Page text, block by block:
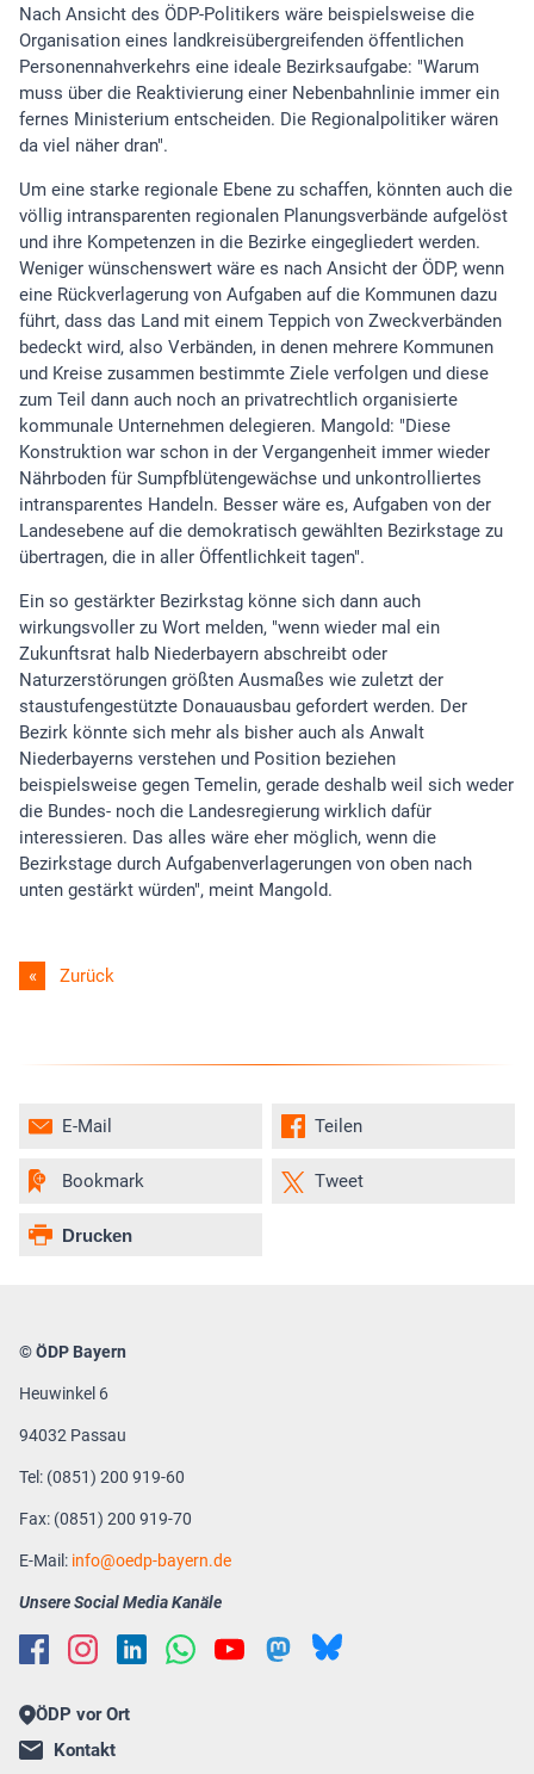
Nach Ansicht des ÖDP-Politikers wäre beispielsweise die
Organisation eines landkreisübergreifenden öffentlichen
Personennahverkehrs eine ideale Bezirksaufgabe: "Warum
muss über die Reaktivierung einer Nebenbahnlinie immer ein
fernes Ministerium entscheiden. Die Regionalpolitiker wären
da viel näher dran".
Um eine starke regionale Ebene zu schaffen, könnten auch die
völlig intransparenten regionalen Planungsverbände aufgelöst
und ihre Kompetenzen in die Bezirke eingegliedert werden.
Weniger wünschenswert wäre es nach Ansicht der ÖDP, wenn
eine Rückverlagerung von Aufgaben auf die Kommunen dazu
führt, dass das Land mit einem Teppich von Zweckverbänden
bedeckt wird, also Verbänden, in denen mehrere Kommunen
und Kreise zusammen bestimmte Ziele verfolgen und diese
zum Teil dann auch noch an privatrechtlich organisierte
kommunale Unternehmen delegieren. Mangold: "Diese
Konstruktion war schon in der Vergangenheit immer wieder
Nährboden für Sumpfblütengewächse und unkontrolliertes
intransparentes Handeln. Besser wäre es, Aufgaben von der
Landesebene auf die demokratisch gewählten Bezirkstage zu
übertragen, die in aller Öffentlichkeit tagen".
Ein so gestärkter Bezirkstag könne sich dann auch
wirkungsvoller zu Wort melden, "wenn wieder mal ein
Zukunftsrat halb Niederbayern abschreibt oder
Naturzerstörungen größten Ausmaßes wie zuletzt der
staustufengestützte Donauausbau gefordert werden. Der
Bezirk könnte sich mehr als bisher auch als Anwalt
Niederbayerns verstehen und Position beziehen
beispielsweise gegen Temelin, gerade deshalb weil sich weder
die Bundes- noch die Landesregierung wirklich dafür
interessieren. Das alles wäre eher möglich, wenn die
Bezirkstage durch Aufgabenverlagerungen von oben nach
unten gestärkt würden", meint Mangold.
Zurück
Teilen
Tweet
E-Mail
Bookmark
Drucken
© ÖDP Bayern
Heuwinkel 6
94032 Passau
Tel: (0851) 200 919-60
Fax: (0851) 200 919-70
E-Mail: info oedp-bayern.de
Unsere Social Media Kanäle
ÖDP vor Ort
Kontakt